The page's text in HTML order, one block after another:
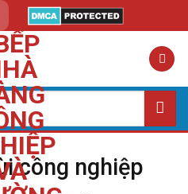
công nghiệp